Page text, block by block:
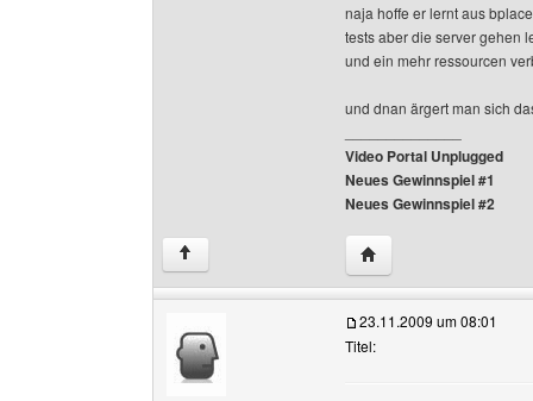
naja hoffe er lernt aus
tests aber die server gehen
und ein mehr ressourcen
und dnan ärgert man sich
Video Portal Unplugged
Neues Gewinnspiel #1
Neues Gewinnspiel #2
↑ Website dieses
23.11.2009 um 08:01
Titel: